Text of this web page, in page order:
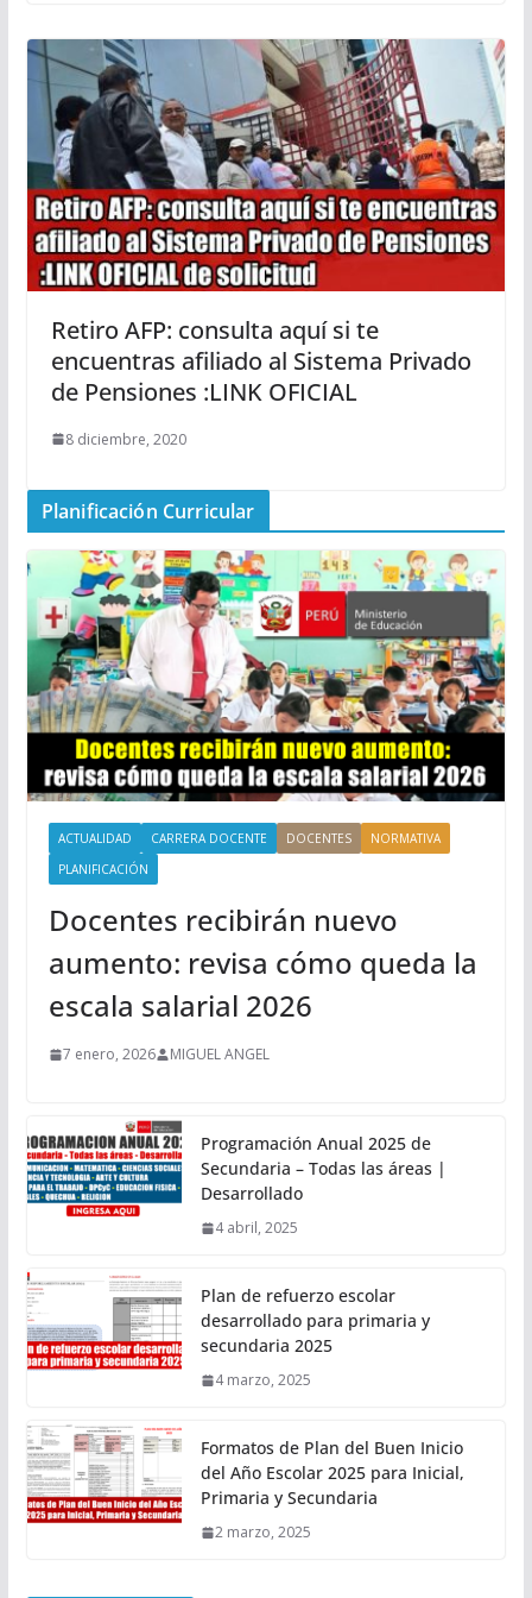
Retiro AFP: consulta aquí si te
encuentras afiliado al Sistema Privado
de Pensiones :LINK OFICIAL
8 diciembre, 2020
Planificación Curricular
ACTUALIDAD CARRERA DOCENTE DOCENTES
NORMATIVA
PLANIFICACIÓN
Docentes recibirán nuevo
aumento: revisa cómo queda la
escala salarial 2026
7 enero, 2026 MIGUEL ANGEL
Programación Anual 2025 de
Secundaria – Todas las áreas |
Desarrollado
4 abril, 2025
Plan de refuerzo escolar
desarrollado para primaria y
secundaria 2025
4 marzo, 2025
Formatos de Plan del Buen Inicio
del Año Escolar 2025 para Inicial,
Primaria y Secundaria
2 marzo, 2025